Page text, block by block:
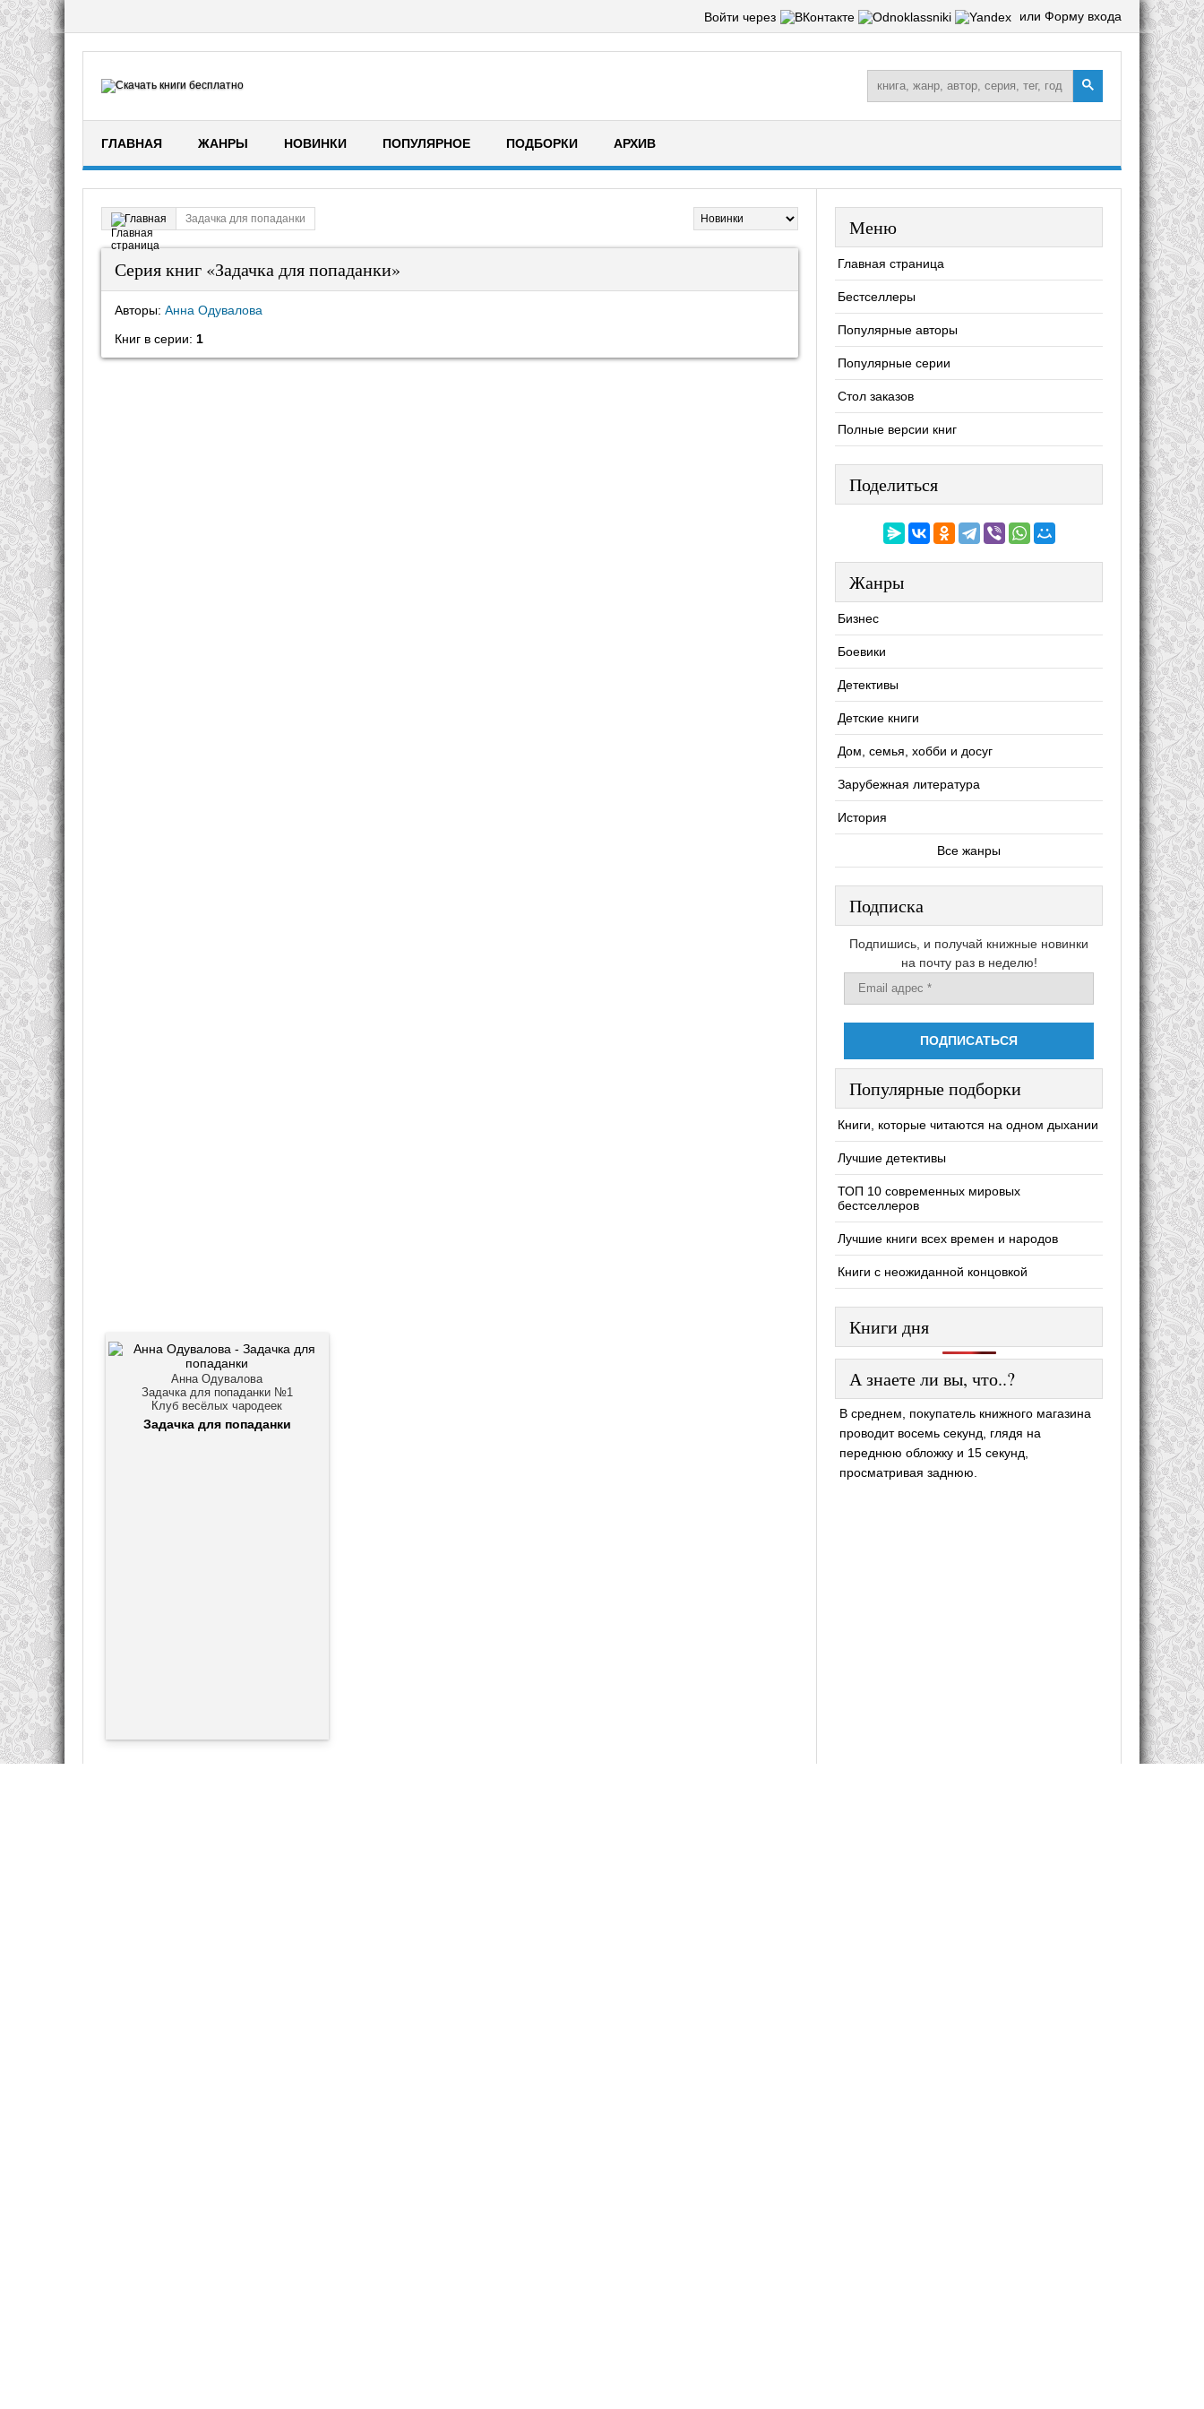
Войти через или Форму входа
ГЛАВНАЯ ЖАНРЫ НОВИНКИ ПОПУЛЯРНОЕ ПОДБОРКИ АРХИВ
Главная Задачка для попаданки
Серия книг «Задачка для попаданки»
Авторы: Анна Одувалова
Книг в серии: 1
Анна Одувалова
Задачка для попаданки №1
Клуб весёлых чародеек
Задачка для попаданки
Меню
Главная страница
Бестселлеры
Популярные авторы
Популярные серии
Стол заказов
Полные версии книг
Поделиться
Жанры
Бизнес
Боевики
Детективы
Детские книги
Дом, семья, хобби и досуг
Зарубежная литература
История
Все жанры
Подписка
Подпишись, и получай книжные новинки
на почту раз в неделю!
Популярные подборки
Книги, которые читаются на одном дыхании
Лучшие детективы
ТОП 10 современных мировых
бестселлеров
Лучшие книги всех времен и народов
Книги с неожиданной концовкой
Книги дня
А знаете ли вы, что..?
В среднем, покупатель книжного магазина
проводит восемь секунд, глядя на
переднюю обложку и 15 секунд,
просматривая заднюю.